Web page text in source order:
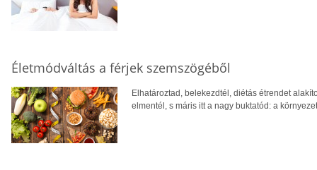
Életmódváltás a férjek szemszögéből
Elhatároztad, belekezdtél, diétás étrendet
elmentél, s máris itt a nagy buktatód: a